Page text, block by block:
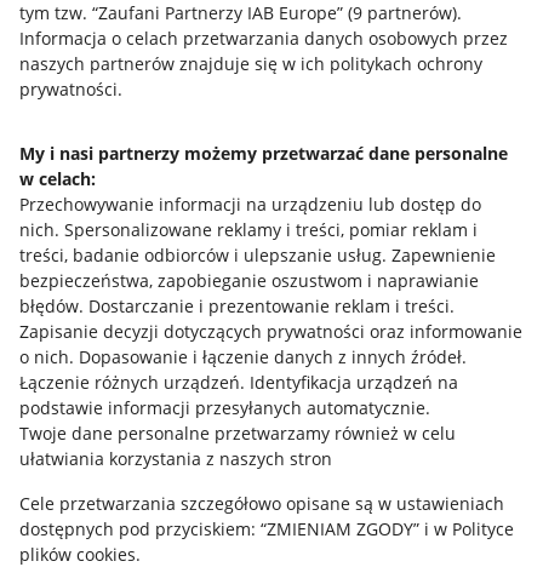
tym tzw. “Zaufani Partnerzy IAB Europe” (9 partnerów).
Informacja o celach przetwarzania danych osobowych przez
naszych partnerów znajduje się w ich politykach ochrony
prywatności.
My i nasi partnerzy możemy przetwarzać dane personalne
w celach:
Przechowywanie informacji na urządzeniu lub dostęp do
nich. Spersonalizowane reklamy i treści, pomiar reklam i
treści, badanie odbiorców i ulepszanie usług. Zapewnienie
bezpieczeństwa, zapobieganie oszustwom i naprawianie
błędów. Dostarczanie i prezentowanie reklam i treści.
Zapisanie decyzji dotyczących prywatności oraz informowanie
o nich. Dopasowanie i łączenie danych z innych źródeł.
Łączenie różnych urządzeń. Identyfikacja urządzeń na
podstawie informacji przesyłanych automatycznie.
Twoje dane personalne przetwarzamy również w celu
ułatwiania korzystania z naszych stron
Cele przetwarzania szczegółowo opisane są w ustawieniach
dostępnych pod przyciskiem: “ZMIENIAM ZGODY” i w Polityce
plików cookies.
Przydatne informacje
Jak to działa
Allegro Gadane dla sprzedających
Allegro Gadane dla kupujących
Mapa miejscowości
Informacje prawne
Regulamin
Polityka plików "cookies"
Ustawienia plików "cookies"
Udostępnianie lokalizacji
Informacje dla Aktu o Usługach Cyfrowych